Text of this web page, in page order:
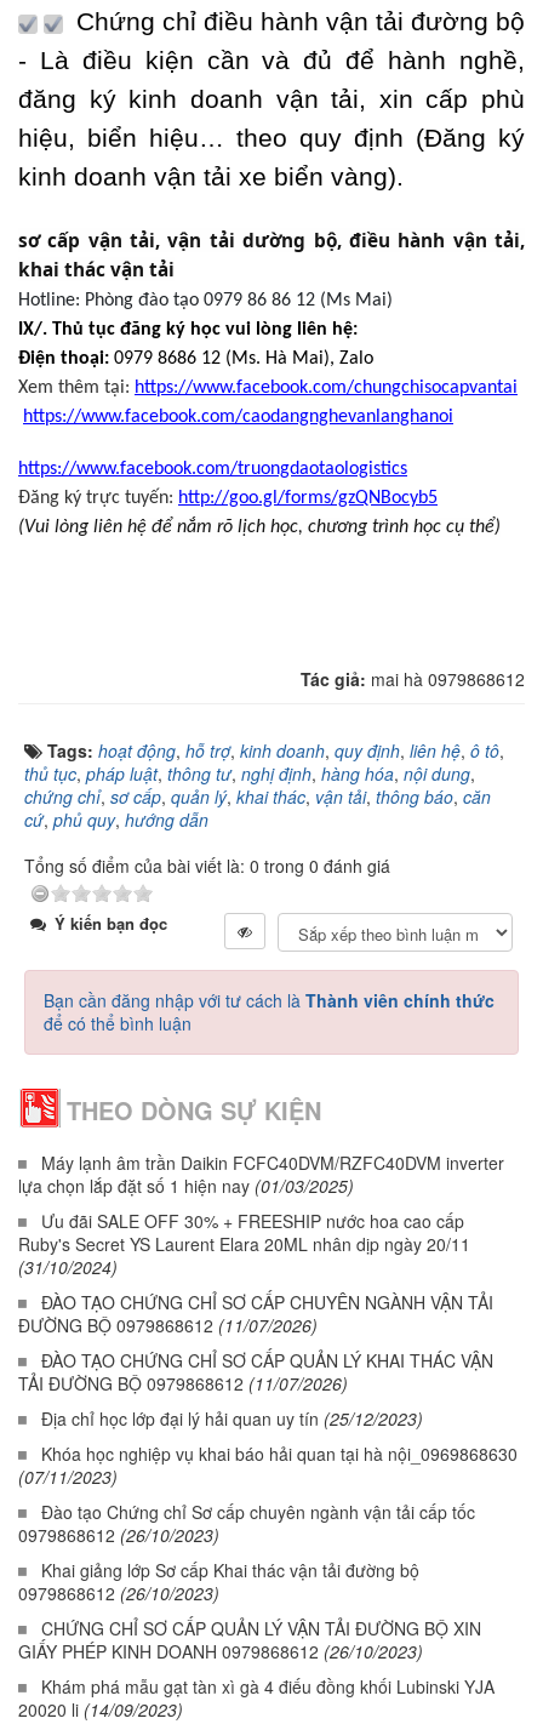
Chứng chỉ điều hành vận tải đường bộ
- Là điều kiện cần và đủ để hành nghề,
đăng ký kinh doanh vận tải, xin cấp phù
hiệu, biển hiệu… theo quy định (Đăng ký
kinh doanh vận tải xe biển vàng).
sơ cấp vận tải, vận tải dường bộ, điều hành vận tải,
khai thác vận tải
Hotline: Phòng đào tạo 0979 86 86 12 (Ms Mai)
IX/. Thủ tục đăng ký học vui lòng liên hệ:
Điện thoại: 0979 8686 12 (Ms. Hà Mai), Zalo
Xem thêm tại: https://www.facebook.com/chungchisocapvantai
https://www.facebook.com/caodangnghevanlanghanoi
https://www.facebook.com/truongdaotaologistics
Đăng ký trực tuyến: http://goo.gl/forms/gzQNBocyb5
(Vui lòng liên hệ để nắm rõ lịch học, chương trình học cụ thể)
Tác giả: mai hà 0979868612
Tags: hoạt động, hỗ trợ, kinh doanh, quy định, liên hệ, ô tô,
thủ tục, pháp luật, thông tư, nghị định, hàng hóa, nội dung,
chứng chỉ, sơ cấp, quản lý, khai thác, vận tải, thông báo, căn
cứ, phủ quy, hướng dẫn
Tổng số điểm của bài viết là: 0 trong 0 đánh giá
Ý kiến bạn đọc
Bạn cần đăng nhập với tư cách là Thành viên chính thức
để có thể bình luận
THEO DÒNG SỰ KIỆN
Máy lạnh âm trần Daikin FCFC40DVM/RZFC40DVM inverter
lựa chọn lắp đặt số 1 hiện nay (01/03/2025)
Ưu đãi SALE OFF 30% + FREESHIP nước hoa cao cấp
Ruby's Secret YS Laurent Elara 20ML nhân dịp ngày 20/11
(31/10/2024)
ĐÀO TẠO CHỨNG CHỈ SƠ CẤP CHUYÊN NGÀNH VẬN TẢI
ĐƯỜNG BỘ 0979868612 (11/07/2026)
ĐÀO TẠO CHỨNG CHỈ SƠ CẤP QUẢN LÝ KHAI THÁC VẬN
TẢI ĐƯỜNG BỘ 0979868612 (11/07/2026)
Địa chỉ học lớp đại lý hải quan uy tín (25/12/2023)
Khóa học nghiệp vụ khai báo hải quan tại hà nội_0969868630
(07/11/2023)
Đào tạo Chứng chỉ Sơ cấp chuyên ngành vận tải cấp tốc
0979868612 (26/10/2023)
Khai giảng lớp Sơ cấp Khai thác vận tải đường bộ
0979868612 (26/10/2023)
CHỨNG CHỈ SƠ CẤP QUẢN LÝ VẬN TẢI ĐƯỜNG BỘ XIN
GIẤY PHÉP KINH DOANH 0979868612 (26/10/2023)
Khám phá mẫu gạt tàn xì gà 4 điếu đồng khối Lubinski YJA
20020 li (14/09/2023)